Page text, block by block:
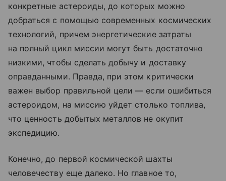
конкретные астероиды, до которых можно
добраться с помощью современных космических
технологий, причем энергетические затраты
на полный цикл миссии могут быть достаточно
низкими, чтобы сделать добычу и доставку
оправданными. Правда, при этом критически
важен выбор правильной цели — если ошибиться
астероидом, на миссию уйдет столько топлива,
что ценность добытых металлов не окупит
экспедицию.
Конечно, до первой космической шахты
человечеству еще далеко. Но главное то,